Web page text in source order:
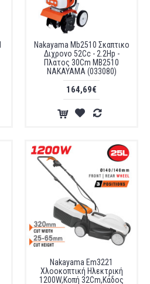
Nakayama Mb2510 Σκαπτικο
Διχρονο 52Cc - 2.2Hp -
Πλατος 30Cm MB2510
NAKAYAMA (033080)
164,69€
Nakayama Em3221
Χλοοκοπτική Ηλεκτρική
1200W,Κοπή 32Cm,Κάδος